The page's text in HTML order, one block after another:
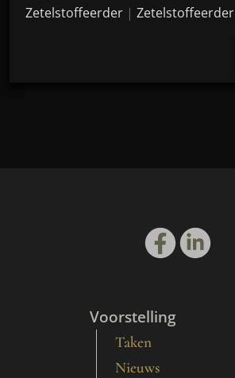
Zetelstoffeerder | Zetelstoffeerder
Voorstelling
Taken
Nieuws